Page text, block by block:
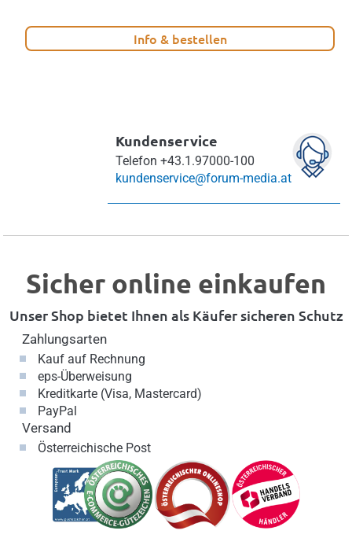
Info & bestellen
Kundenservice
Telefon +43.1.97000-100
kundenservice@forum-media.at
Sicher online einkaufen
Unser Shop bietet Ihnen als Käufer sicheren Schutz
Zahlungsarten
Kauf auf Rechnung
eps-Überweisung
Kreditkarte (Visa, Mastercard)
PayPal
Versand
Österreichische Post